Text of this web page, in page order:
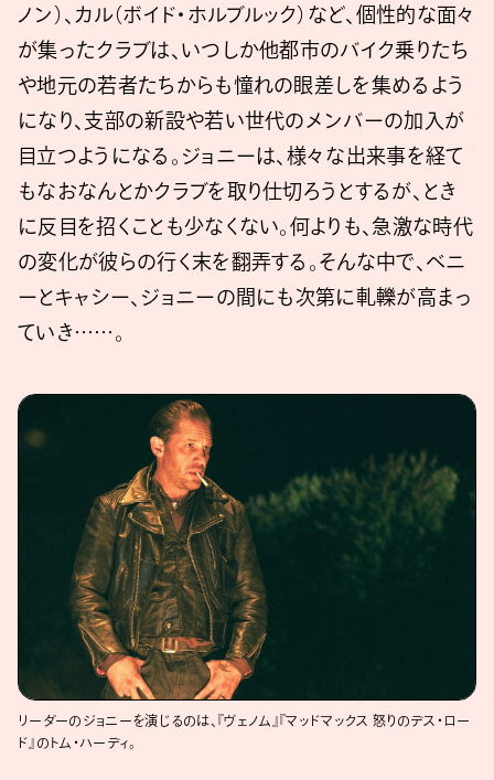
ノン）、カル（ボイド・ホルブルック）など、個性的な面々
が集ったクラブは、いつしか他都市のバイク乗りたち
や地元の若者たちからも憧れの眼差しを集めるよう
になり、支部の新設や若い世代のメンバーの加入が
目立つようになる。ジョニーは、様々な出来事を経て
もなおなんとかクラブを取り仕切ろうとするが、とき
に反目を招くことも少なくない。何よりも、急激な時代
の変化が彼らの行く末を翻弄する。そんな中で、ベニ
ーとキャシー、ジョニーの間にも次第に軋轢が高まっ
ていき……。
リーダーのジョニーを演じるのは、『ヴェノム』『マッドマックス 怒りのデス・ロー
ド』のトム・ハーディ。